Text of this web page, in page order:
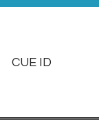
CUE ID